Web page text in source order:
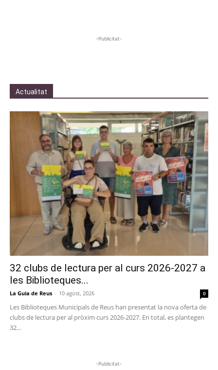
-Publicitat-
Actualitat
32 clubs de lectura per al curs 2026-2027 a
les Biblioteques...
La Guia de Reus - 10 agost, 2026 0
Les Biblioteques Municipals de Reus han presentat la nova oferta de
clubs de lectura per al pròxim curs 2026-2027. En total, es plantegen
32...
-Publicitat-